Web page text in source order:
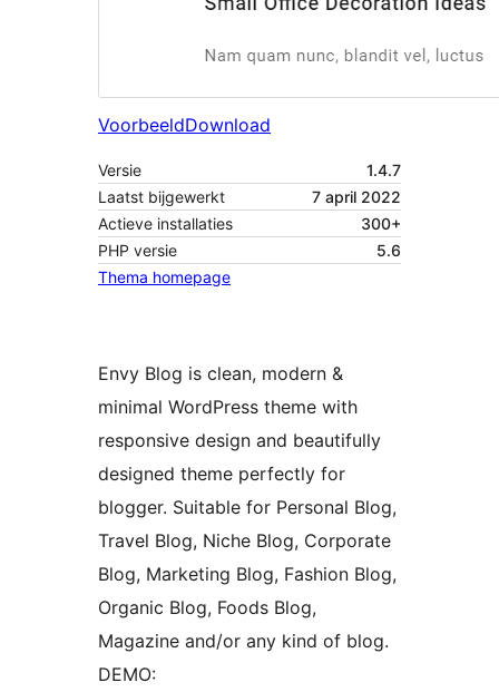
VoorbeeldDownload
Versie
1.4.7
Laatst bijgewerkt
7 april 2022
Actieve installaties
300+
PHP versie
5.6
Thema homepage
Envy Blog is clean, modern &
minimal WordPress theme with
responsive design and beautifully
designed theme perfectly for
blogger. Suitable for Personal Blog,
Travel Blog, Niche Blog, Corporate
Blog, Marketing Blog, Fashion Blog,
Organic Blog, Foods Blog,
Magazine and/or any kind of blog.
DEMO: